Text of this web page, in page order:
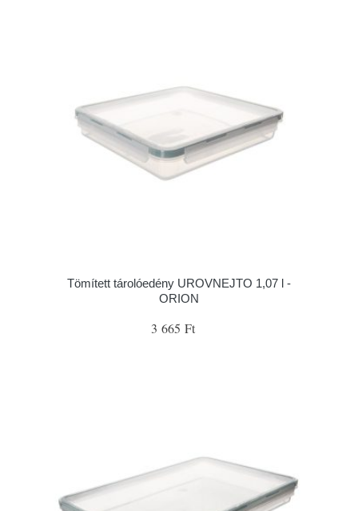
Tömített tárolóedény UROVNEJTO 1,07 l -
ORION
3 665 Ft